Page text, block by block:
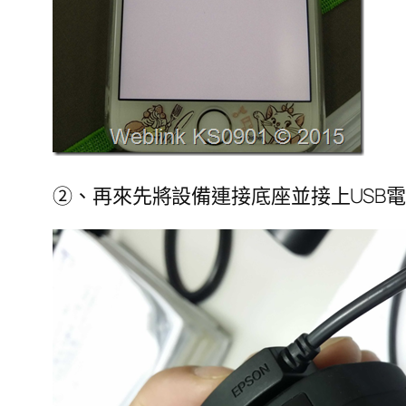
②、再來先將設備連接底座並接上USB